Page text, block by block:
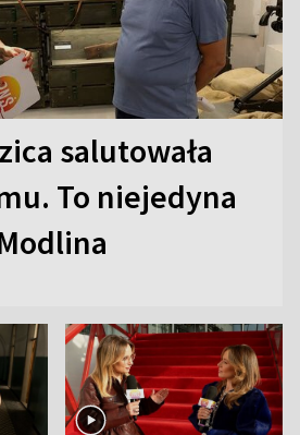
salutowała
To niejedyna